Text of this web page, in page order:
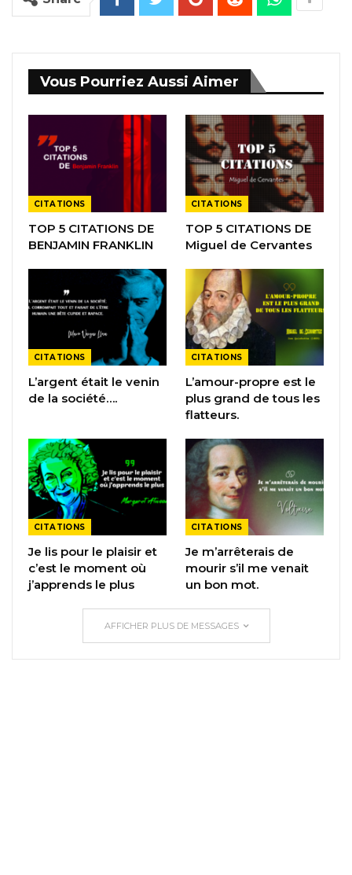
Vous Pourriez Aussi Aimer
CITATIONS
TOP 5 CITATIONS DE
BENJAMIN FRANKLIN
CITATIONS
TOP 5 CITATIONS DE
Miguel de Cervantes
CITATIONS
L’argent était le venin
de la société….
CITATIONS
L’amour-propre est le
plus grand de tous les
flatteurs.
CITATIONS
Je lis pour le plaisir et
c’est le moment où
j’apprends le plus
CITATIONS
Je m’arrêterais de
mourir s’il me venait
un bon mot.
AFFICHER PLUS DE MESSAGES